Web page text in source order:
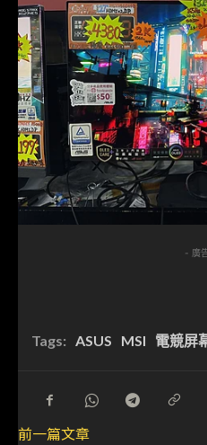
- 廣
Tags: ASUS MSI 電競屏
前一篇文章